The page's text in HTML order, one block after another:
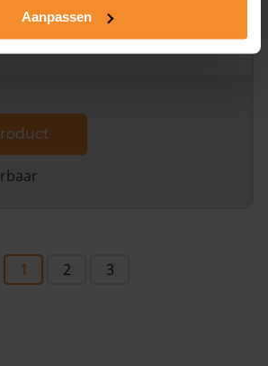
Aanpassen
van het perceel en
met de kadastrale erfgrenzen,
1 2 3